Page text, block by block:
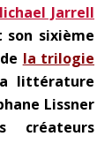
Jarrell
son sixième
la trilogie
littérature
Lissner
créateurs